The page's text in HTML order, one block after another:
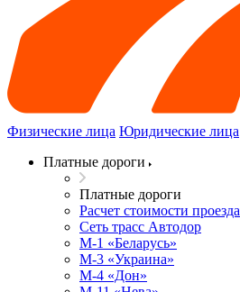
Физические лица Юридические лица
Платные дороги
Платные дороги
Расчет стоимости проезда
Сеть трасс Автодор
М-1 «Беларусь»
М-3 «Украина»
М-4 «Дон»